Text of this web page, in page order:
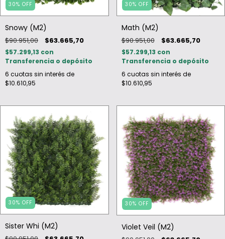
30% OFF
Snowy (M2)
$90.951,00 $63.665,70
$57.299,13 con
Transferencia o depósito
6 cuotas sin interés de
$10.610,95
30% OFF
Math (M2)
$90.951,00 $63.665,70
$57.299,13 con
Transferencia o depósito
6 cuotas sin interés de
$10.610,95
30% OFF
Sister Whi (M2)
30% OFF
Violet Veil (M2)